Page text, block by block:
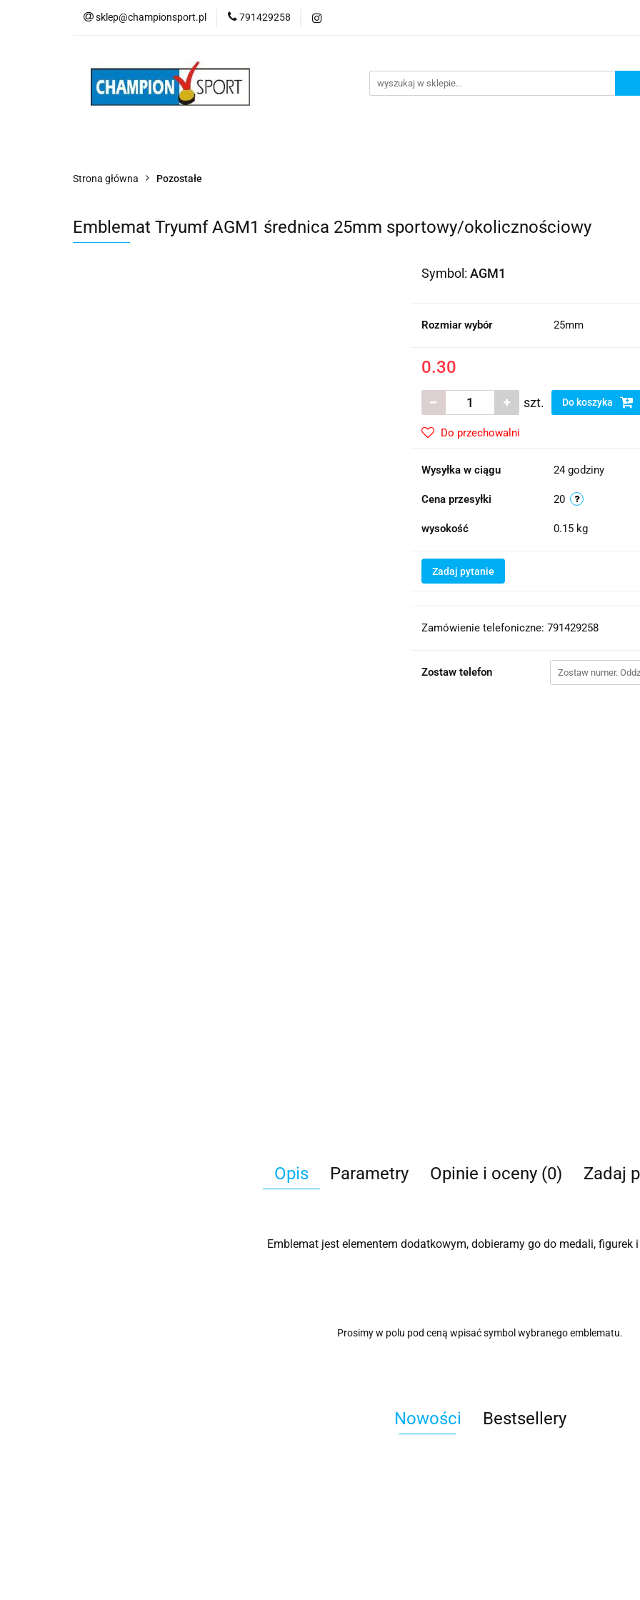
sklep@championsport.pl 791429258
Strona główna Pozostałe
Emblemat Tryumf AGM1 średnica 25mm sportowy/okolicznościowy
Symbol: AGM1
Rozmiar wybór 25mm
0.30
szt. Do koszyka
Do przechowalni
Wysyłka w ciągu 24 godziny
Cena przesyłki 20
wysokość 0.15 kg
Zadaj pytanie
Zamówienie telefoniczne: 791429258
Zostaw telefon
Opis Parametry Opinie i oceny (0) Zadaj
Emblemat jest elementem dodatkowym, dobieramy go do medali, figurek
Prosimy w polu pod ceną wpisać symbol wybranego emblematu.
Nowości Bestsellery